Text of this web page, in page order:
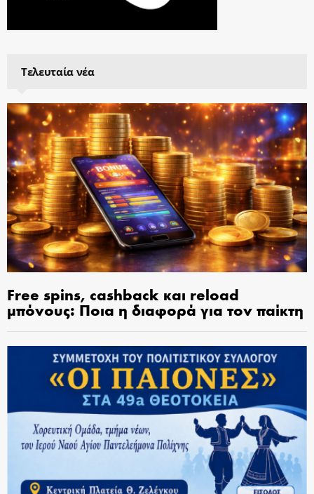
Τελευταία νέα
Free spins, cashback και reload
μπόνους: Ποια η διαφορά για τον παίκτη